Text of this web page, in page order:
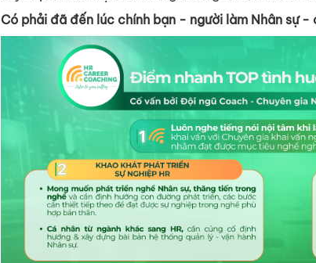
Có phải đã đến lúc chính bạn - người làm Nhân sự